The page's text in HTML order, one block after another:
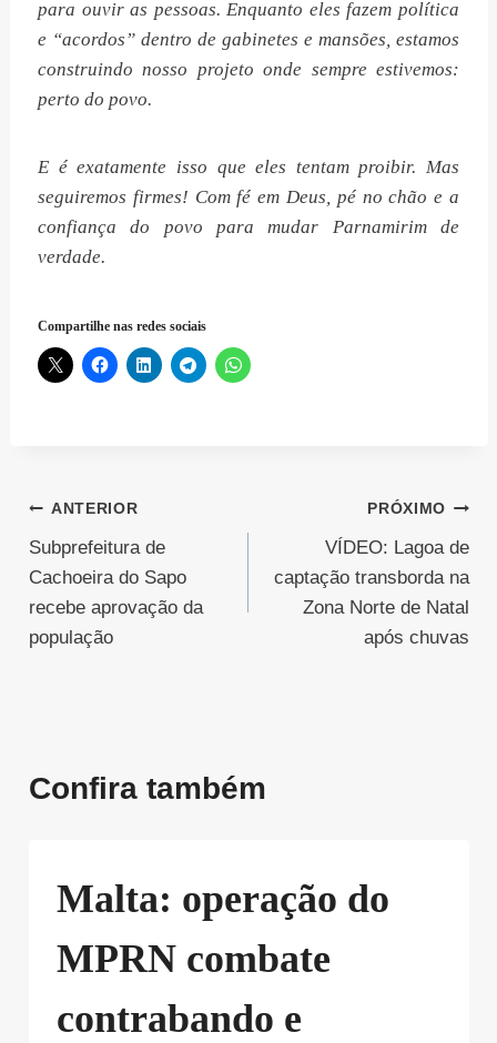
para ouvir as pessoas. Enquanto eles fazem política
e “acordos” dentro de gabinetes e mansões, estamos
construindo nosso projeto onde sempre estivemos:
perto do povo.
E é exatamente isso que eles tentam proibir. Mas
seguiremos firmes! Com fé em Deus, pé no chão e a
confiança do povo para mudar Parnamirim de
verdade.
Compartilhe nas redes sociais
Navegação
de
Post
ANTERIOR
Subprefeitura de
Cachoeira do Sapo
recebe aprovação da
população
PRÓXIMO
VÍDEO: Lagoa de
captação transborda na
Zona Norte de Natal
após chuvas
Confira também
Malta: operação do
MPRN combate
contrabando e